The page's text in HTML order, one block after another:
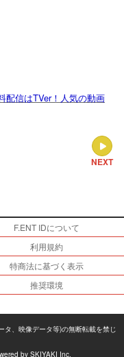
配信はTVer！人気の動画
NEXT
F.ENT IDについて
利用規約
特商法に基づく表示
推奨環境
、映像データ等)の無断転載を禁じ
by SKIYAKI Inc.